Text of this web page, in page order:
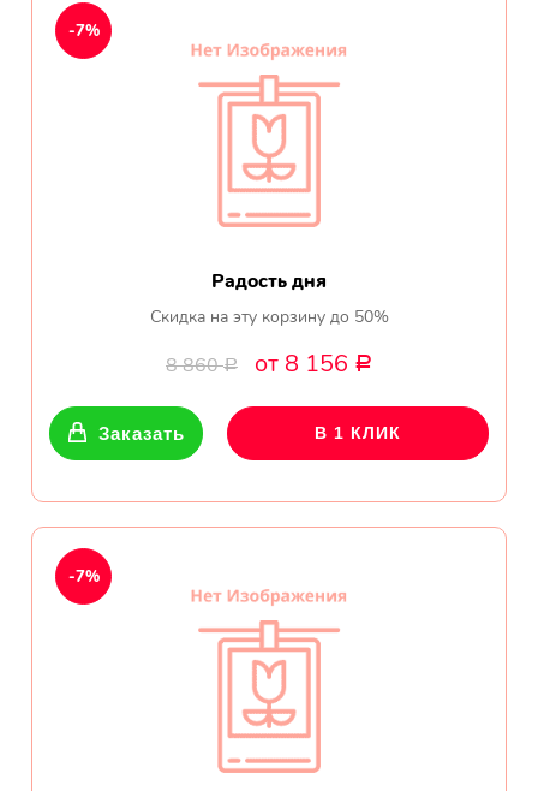
Радость дня
Скидка на эту корзину до 50%
8 860Р от 8 156 Р
-7%
Заказать В 1 КЛИК
-7%